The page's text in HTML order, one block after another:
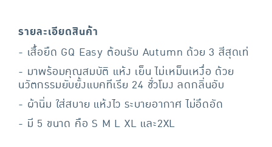
รายละเอียดสินค้า
- เสื้อยืด GQ Easy ต้อนรับ Autumn ด้วย 3 สีสุดเท่
- มาพร้อมคุณสมบัติ แห้ง เย็น ไม่เหม็นเหงื่อ ด้วย
นวัตกรรมยับยั้งแบคทีเรีย 24 ชั่วโมง ลดกลิ่นอับ
- ผ้านิ่ม ใส่สบาย แห้งไว ระบายอากาศ ไม่อึดอัด
- มี 5 ขนาด คือ S M L XL และ2XL